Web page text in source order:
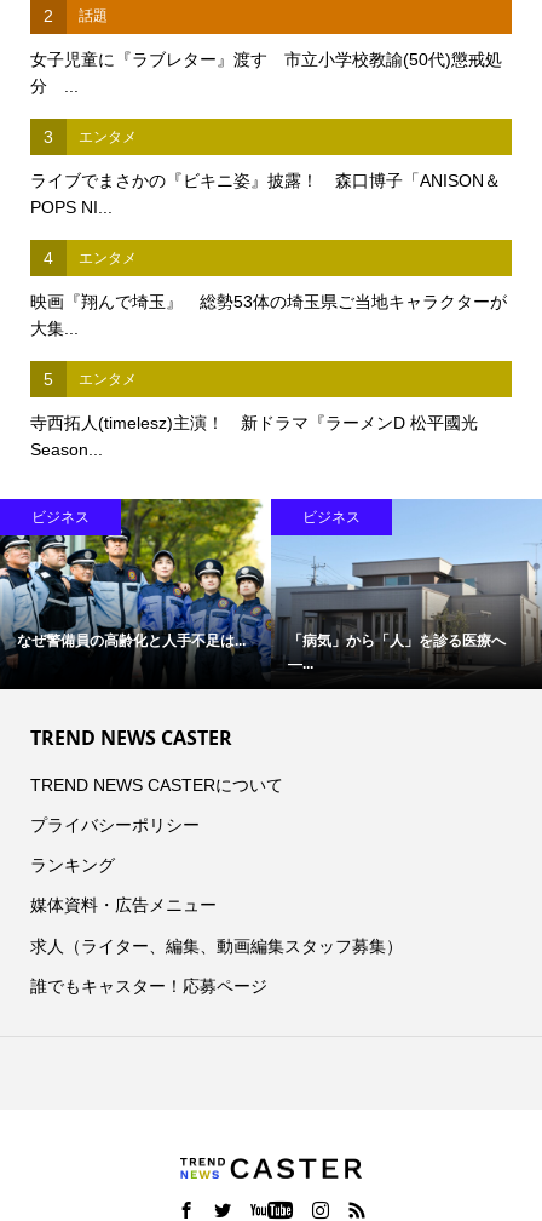
2 話題
女子児童に『ラブレター』渡す 市立小学校教諭(50代)懲戒処
分 ...
3 エンタメ
ライブでまさかの『ビキニ姿』披露！ 森口博子「ANISON＆
POPS NI...
4 エンタメ
映画『翔んで埼玉』 総勢53体の埼玉県ご当地キャラクターが
大集...
5 エンタメ
寺西拓人(timelesz)主演！ 新ドラマ『ラーメンD 松平國光
Season...
ビジネス
なぜ警備員の高齢化と人手不足は...
ビジネス
「病気」から「人」を診る医療へ
―...
TREND NEWS CASTER
TREND NEWS CASTERについて
プライバシーポリシー
ランキング
媒体資料・広告メニュー
求人（ライター、編集、動画編集スタッフ募集）
誰でもキャスター！応募ページ